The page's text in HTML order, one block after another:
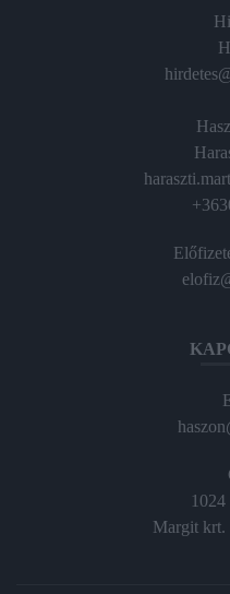
1024
Margit krt.